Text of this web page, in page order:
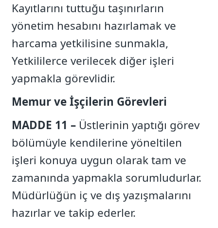
Kayıtlarını tuttuğu taşınırların
yönetim hesabını hazırlamak ve
harcama yetkilisine sunmakla,
Yetkililerce verilecek diğer işleri
yapmakla görevlidir.
Memur ve İşçilerin Görevleri
MADDE 11 – Üstlerinin yaptığı görev
bölümüyle kendilerine yöneltilen
işleri konuya uygun olarak tam ve
zamanında yapmakla sorumludurlar.
Müdürlüğün iç ve dış yazışmalarını
hazırlar ve takip ederler.